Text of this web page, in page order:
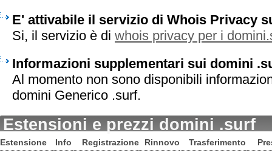
E' attivabile il servizio di Whois Privacy
Si, il servizio è di whois privacy per i
Informazioni supplementari sui domini
Al momento non sono disponibili
domini Generico .surf.
Estensioni e prezzi domini .surf
Estensione Info Registrazione Rinnovo Trasferimento